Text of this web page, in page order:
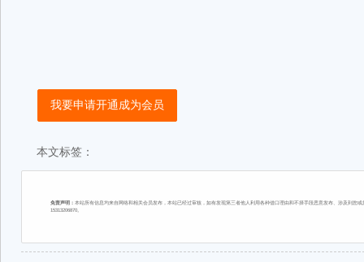
我要申请开通成为会员
本文标签：
免责声明： 本站所有信息均来自网络和相关会员发布，本站已经过审核，如有发现第三者他人利用各种借口理由和不择手段恶意发布、涉及到
15313206870。